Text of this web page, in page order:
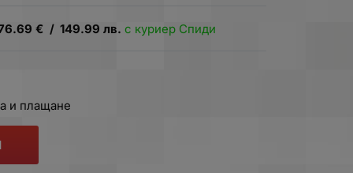
€ / 149.99 лв. с куриер Спиди
и плащане